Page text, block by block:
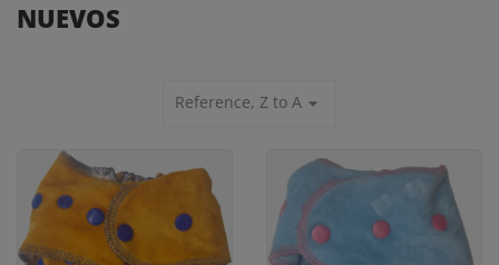
NUEVOS
Reference, Z to A arrow_drop_down